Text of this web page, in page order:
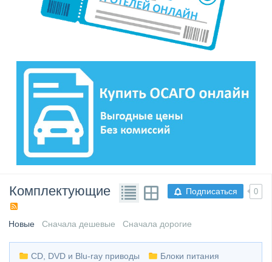
Подписаться 0
Комплектующие
Новые Сначала дешевые Сначала дорогие
CD, DVD и Blu-ray приводы
Блоки питания